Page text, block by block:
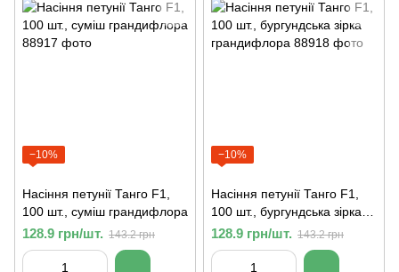
−10%
Насіння петунії Танго F1,
100 шт., суміш грандифлора
128.9 грн/шт. 143.2 грн
−10%
Насіння петунії Танго F1,
100 шт., бургундська зірка
грандифлора
128.9 грн/шт. 143.2 грн